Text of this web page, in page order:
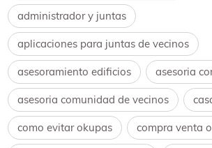
administrador y juntas
aplicaciones para juntas de vecinos
asesoramiento edificios asesoria
asesoria comunidad de vecinos
como evitar okupas compra venta